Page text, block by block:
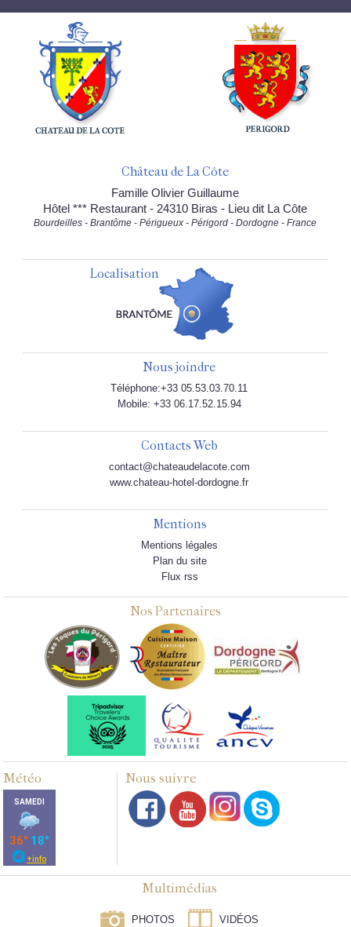
Château de La Côte
Famille Olivier Guillaume
Hôtel *** Restaurant - 24310 Biras - Lieu dit La Côte
Bourdeilles - Brantôme - Périgueux - Périgord - Dordogne - France
Localisation
Nous joindre
Téléphone:+33 05.53.03.70.11
Mobile: +33 06.17.52.15.94
Contacts Web
contact@chateaudelacote.com
www.chateau-hotel-dordogne.fr
Mentions
Mentions légales
Plan du site
Flux rss
Nos Partenaires
Météo Nous suivre
Multimédias
PHOTOS VIDÉOS